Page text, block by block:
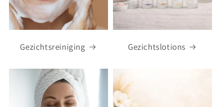
Gezichtsreiniging Gezichtslotions